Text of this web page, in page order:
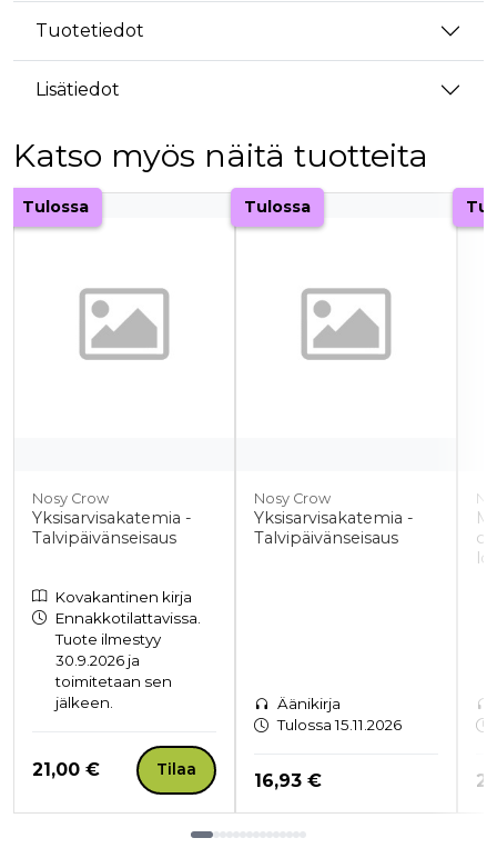
Tuotetiedot
Lisätiedot
Katso myös näitä tuotteita
Tuoteluettelon alku
Tulossa
Nosy Crow
Yksisarvisakatemia -
Talvipäivänseisaus
Kovakantinen kirja
Ennakkotilattavissa.
Tuote ilmestyy
30.9.2026 ja
toimitetaan sen
jälkeen.
Hinta nyt
21,00 € Tilaa
Tulossa
Nosy Crow
Yksisarvisakatemia -
Talvipäivänseisaus
Äänikirja
Tulossa 15.11.2026
Hinta nyt
16,93 €